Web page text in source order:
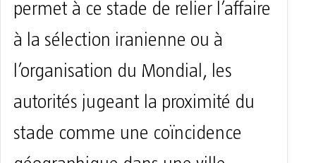
permet à ce stade de relier l’affaire
à la sélection iranienne ou à
l’organisation du Mondial, les
autorités jugeant la proximité du
stade comme une coïncidence